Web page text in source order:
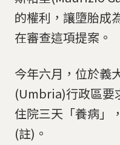
的權利，讓墮胎成
在審查這項提案。
今年六月，位於義
(Umbria)行政區要
住院三天「養病」
(註)。